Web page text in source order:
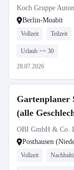
Koch Gruppe
Berlin-Moabit
Vollzeit Teilzeit
Urlaub >= 30
28.07.2026
Gartenplaner
(alle
OBI GmbH & Co.
Posthausen
Vollzeit